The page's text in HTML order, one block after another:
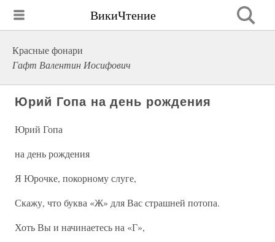
ВикиЧтение
Красные фонари
Гафт Валентин Иосифович
Юрий Гопа на день рождения
Юрий Гопа
на день рождения
Я Юрочке, покорному слуге,
Скажу, что буква «Ж» для Вас страшней потопа.
Хоть Вы и начинаетесь на «Г»,